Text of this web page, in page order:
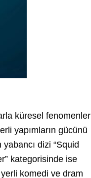
küresel fenomenler
yapımların gücünü
dizi “Squid
kategorisinde ise
komedi ve dram